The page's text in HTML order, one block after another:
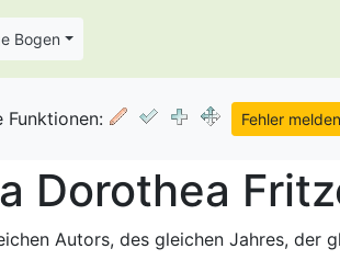
Bogen
Funktionen:
Dorothea
Autors, des gleichen Jahres,